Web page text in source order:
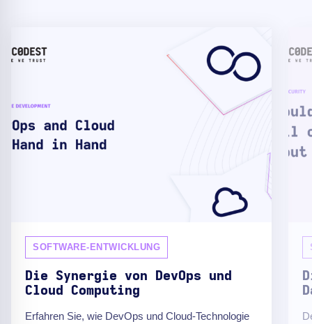
SOFTWARE-ENTWICKLUNG
Die Synergie von DevOps und
Cloud Computing
Erfahren Sie, wie DevOps und Cloud-Technologie